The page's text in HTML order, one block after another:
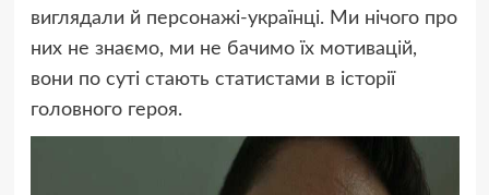
виглядали й персонажі-українці. Ми нічого про
них не знаємо, ми не бачимо їх мотивацій,
вони по суті стають статистами в історії
головного героя.